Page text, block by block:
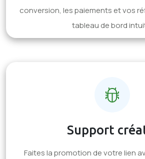
conversion, les paiements et vos
tableau de bord
Support
Faites la promotion de votre lien